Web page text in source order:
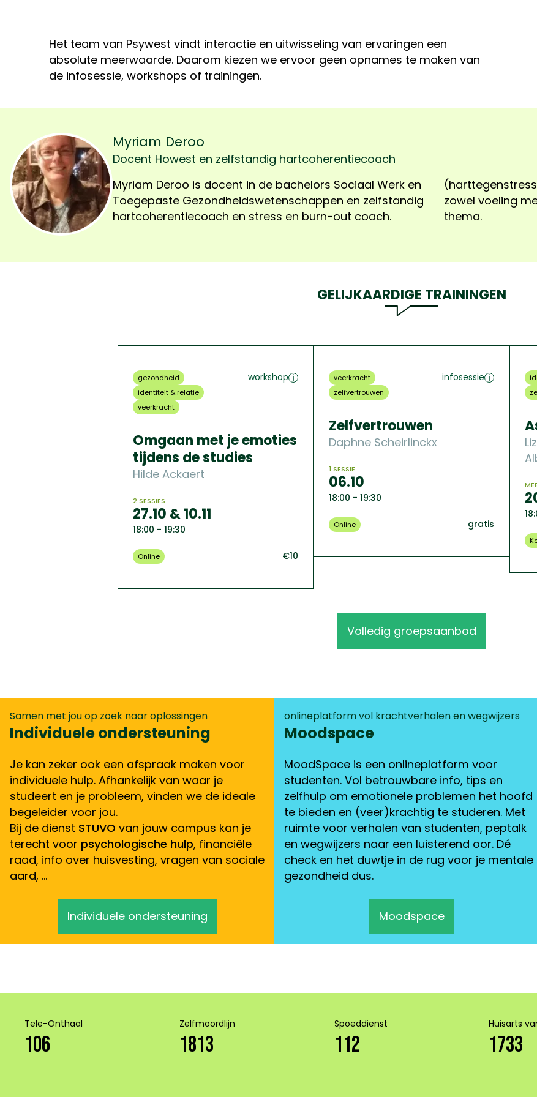
Het team van Psywest vindt interactie en uitwisseling van ervaringen een
absolute meerwaarde. Daarom kiezen we ervoor geen opnames te maken van
de infosessie, workshops of trainingen.
Myriam Deroo
Docent Howest en zelfstandig hartcoherentiecoach
Myriam Deroo is docent in de bachelors Sociaal Werk en
Toegepaste Gezondheidswetenschappen en zelfstandig
hartcoherentiecoach en stress en burn-out coach.
(harttegenstress.com) Door deze combinatie heeft ze
zowel voeling met studenten als ruime kennis van het
thema.
GELIJKAARDIGE TRAININGEN
gezondheid
identiteit & relatie
veerkracht
workshop
Omgaan met je emoties
tijdens de studies
Hilde Ackaert
2 SESSIES
27.10 & 10.11
18:00 - 19:30
Online €10
veerkracht
zelfvertrouwen
infosessie
Zelfvertrouwen
Daphne Scheirlinckx
1 SESSIE
06.10
18:00 - 19:30
Online gratis
Volledig groepsaanbod
Samen met jou op zoek naar oplossingen
Individuele ondersteuning
Je kan zeker ook een afspraak maken voor
individuele hulp. Afhankelijk van waar je
studeert en je probleem, vinden we de ideale
begeleider voor jou.
Bij de dienst STUVO van jouw campus kan je
terecht voor psychologische hulp, financiële
raad, info over huisvesting, vragen van sociale
aard, …
Individuele ondersteuning
onlineplatform vol krachtverhalen en wegwijzers
Moodspace
MoodSpace is een onlineplatform voor
studenten. Vol betrouwbare info, tips en
zelfhulp om emotionele problemen het hoofd
te bieden en (veer)krachtig te studeren. Met
ruimte voor verhalen van studenten, peptalk
en wegwijzers naar een luisterend oor. Dé
check en het duwtje in de rug voor je mentale
gezondheid dus.
Moodspace
Tele-Onthaal
106
Zelfmoordlijn
1813
Spoeddienst
112
Huisarts
1733